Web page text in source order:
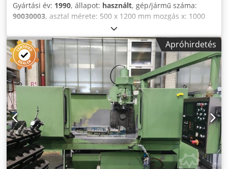
Gyártási év: 1990, állapot: használt, gép/jármű száma:
90030003, asztal mérete: 500 x 1200 mm mozgás x: 1000
mm mozgás y: 550 mm mozgás z: 600 mm orsó kúpos: ISO
40 orsó fordulatszám-tartomány: 60 - 2700 fordulat / perc
orsó meghajtás: 10 kW elektromos csatlakozás: 380 V, 20
kVA kW szükséges hely: 3200 x 2800 x 2650 mm súly: 7,3 t
Crodpfx Aj Npwfjdwjf
Apróhirdetés